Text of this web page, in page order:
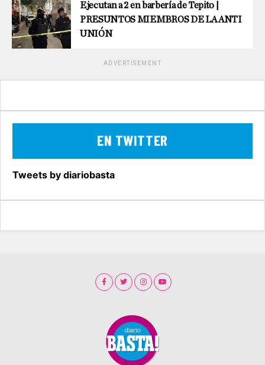
Ejecutan a 2 en barbería de Tepito |
PRESUNTOS MIEMBROS DE LA ANTI
UNIÓN
ADVERTISEMENT
EN TWITTER
Tweets by diariobasta